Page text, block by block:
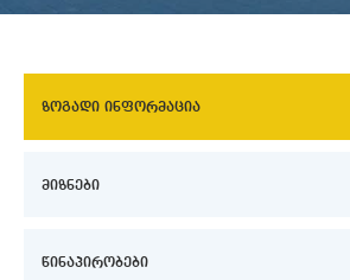
ზოგადი ინფორმაცია
მიზნები
წინაპირობები